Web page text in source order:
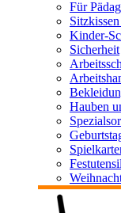
Für
Kinder-
Sicherheit
Hauben